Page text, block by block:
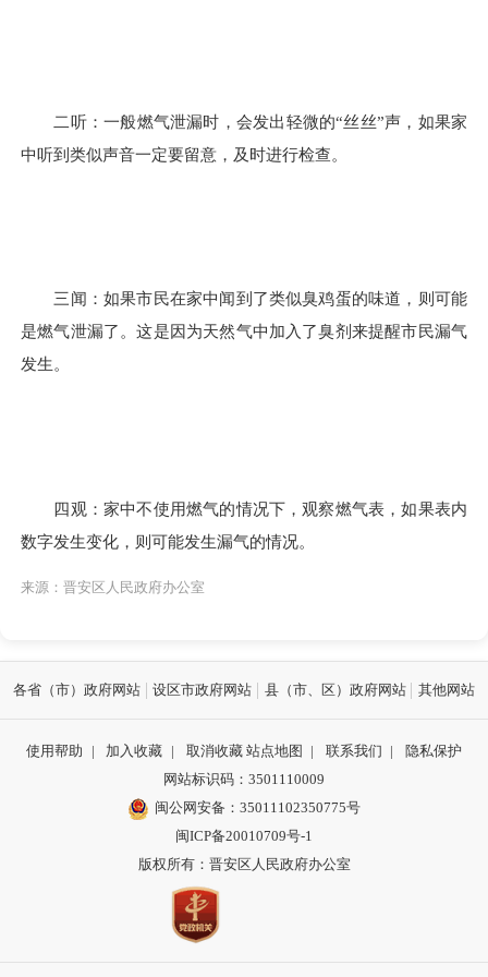
二听：一般燃气泄漏时，会发出轻微的“丝丝”声，如果家
中听到类似声音一定要留意，及时进行检查。
三闻：如果市民在家中闻到了类似臭鸡蛋的味道，则可能
是燃气泄漏了。这是因为天然气中加入了臭剂来提醒市民漏气
发生。
四观：家中不使用燃气的情况下，观察燃气表，如果表内
数字发生变化，则可能发生漏气的情况。
来源：晋安区人民政府办公室
各省（市）政府网站 设区市政府网站 县（市、区）政府网站 其他网站
使用帮助 | 加入收藏 | 取消收藏 站点地图 | 联系我们 |
隐私保护
网站标识码：3501110009
闽公网安备：35011102350775号
闽ICP备20010709号-1
版权所有：晋安区人民政府办公室